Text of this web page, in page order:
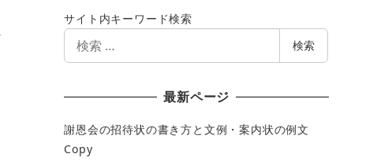
サイト内キーワード検索
索
検索
最新ページ
謝恩会の招待状の書き方と文例・案内状の例文
Copy